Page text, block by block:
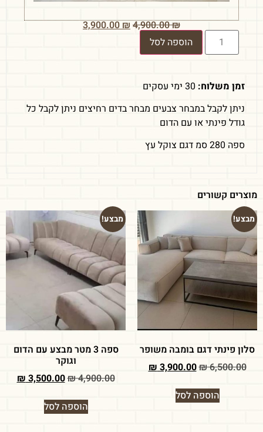
₪
4,900.00
₪
3,900.00
הוספה לסל
זמן משלוח:
ניתן לקבל במבחר צבעים מבחר בדים רחיצים ניתן לקבל כל
גודל פינתי או עם הדום
ספה 280 סמ דגם צוקל עץ
מוצרים קשורים
מבצע!
סלון פינתי דגם בומבה משופר
₪6,500.00
₪ 3,900.00
הוספה לסל
מבצע!
ספה 3 מטר מבצע עם הדום
וגוקר
₪4,900.00
₪ 3,500.00
הוספה לסל